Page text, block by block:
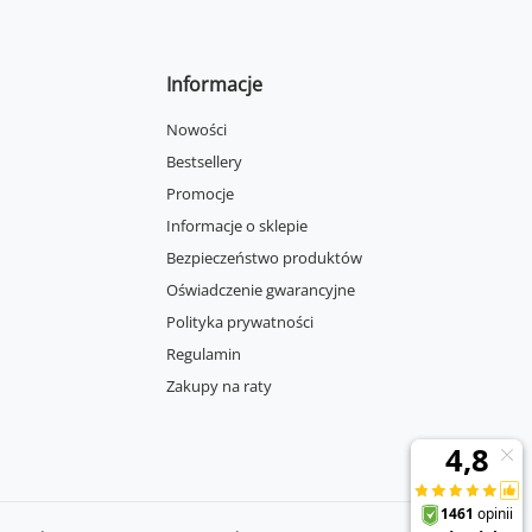
Informacje
Nowości
Bestsellery
Promocje
Informacje o sklepie
Bezpieczeństwo produktów
Oświadczenie gwarancyjne
Polityka prywatności
Regulamin
Zakupy na raty